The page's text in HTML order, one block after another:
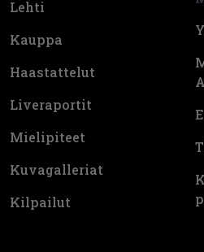
Lehti
Kauppa
Haastattelut
Liveraportit
Mielipiteet
Kuvagalleriat
Kilpailut